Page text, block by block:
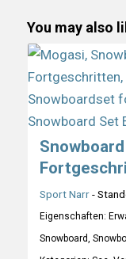
You may also
Sport Narr-
Eigenschaften:
Snowboard,